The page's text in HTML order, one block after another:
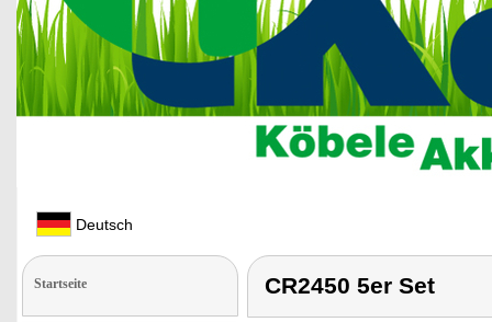
Deutsch
Startseite CR2450 5er Set